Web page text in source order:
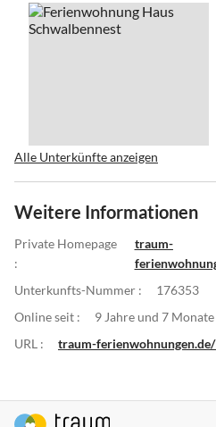
Alle Unterkünfte anzeigen
Weitere Informationen
Private Homepage
:
traum-
Unterkunfts-Nummer :
176353
Online seit :
9 Jahre und 7 Monate
URL :
traum-